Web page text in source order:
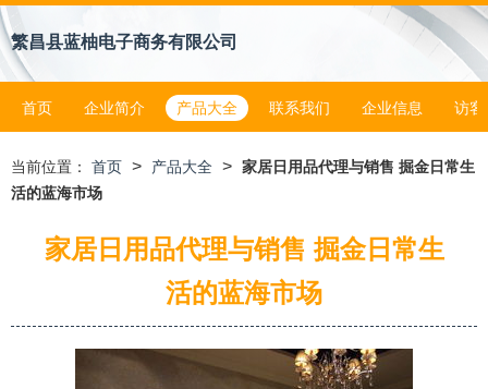
繁昌县蓝柚电子商务有限公司
首页 企业简介 产品大全 联系我们 企业信息 访客
当前位置： 首页 > 产品大全 > 家居日用品代理与销售 掘金日常生
活的蓝海市场
家居日用品代理与销售 掘金日常生
活的蓝海市场